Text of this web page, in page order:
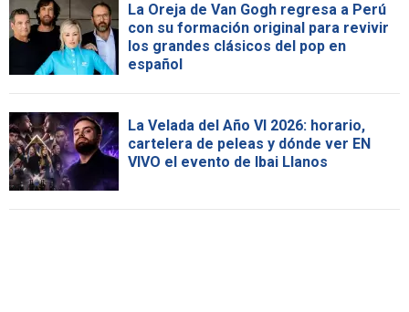
La Oreja de Van Gogh regresa a Perú
con su formación original para revivir
los grandes clásicos del pop en
español
La Velada del Año VI 2026: horario,
cartelera de peleas y dónde ver EN
VIVO el evento de Ibai Llanos